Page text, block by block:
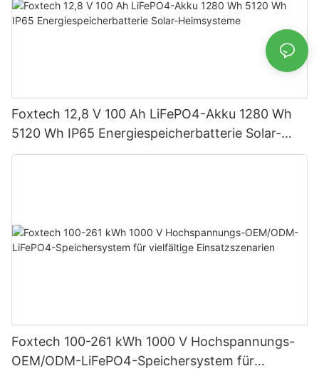
Foxtech 12,8 V 100 Ah LiFePO4-Akku 1280 Wh
5120 Wh IP65 Energiespeicherbatterie Solar-
Heimsysteme
Foxtech 100-261 kWh 1000 V Hochspannungs-
OEM/ODM-LiFePO4-Speichersystem für